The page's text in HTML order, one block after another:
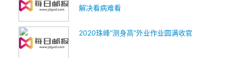
解决看病难看
2020珠峰“测身高”外业作业圆满收官